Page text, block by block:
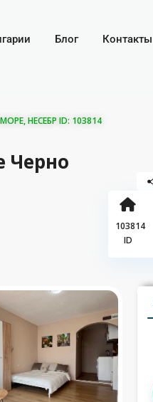
Блог Контакты
НЕСЕБР ID: 103814
Черно
103814
ID